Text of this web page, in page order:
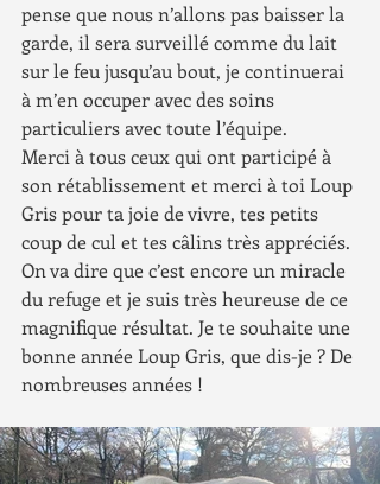
pense que nous n’allons pas baisser la
garde, il sera surveillé comme du lait
sur le feu jusqu’au bout, je continuerai
à m’en occuper avec des soins
particuliers avec toute l’équipe.
Merci à tous ceux qui ont participé à
son rétablissement et merci à toi Loup
Gris pour ta joie de vivre, tes petits
coup de cul et tes câlins très appréciés.
On va dire que c’est encore un miracle
du refuge et je suis très heureuse de ce
magnifique résultat. Je te souhaite une
bonne année Loup Gris, que dis-je ? De
nombreuses années !